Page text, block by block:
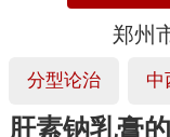
郑州
分型论治 中
肝素钠乳膏